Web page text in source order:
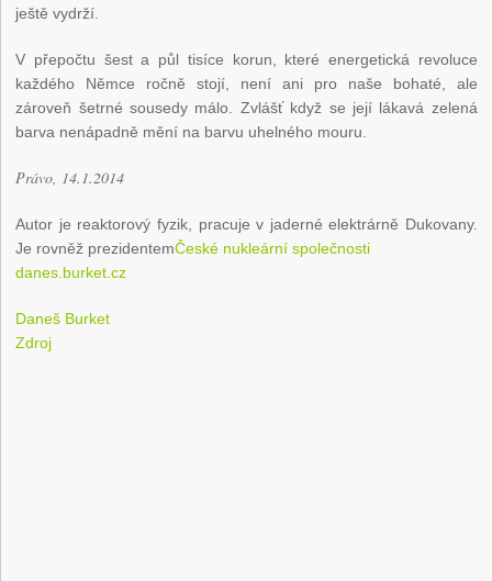
ještě vydrží.
V přepočtu šest a půl tisíce korun, které energetická revoluce
každého Němce ročně stojí, není ani pro naše bohaté, ale
zároveň šetrné sousedy málo. Zvlášť když se její lákavá zelená
barva nenápadně mění na barvu uhelného mouru.
Právo, 14.1.2014
Autor je reaktorový fyzik, pracuje v jaderné elektrárně Dukovany.
Je rovněž prezidentemČeské nukleární společnosti
danes.burket.cz
Daneš Burket
Zdroj